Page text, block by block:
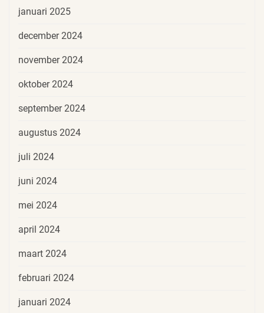
januari 2025
december 2024
november 2024
oktober 2024
september 2024
augustus 2024
juli 2024
juni 2024
mei 2024
april 2024
maart 2024
februari 2024
januari 2024